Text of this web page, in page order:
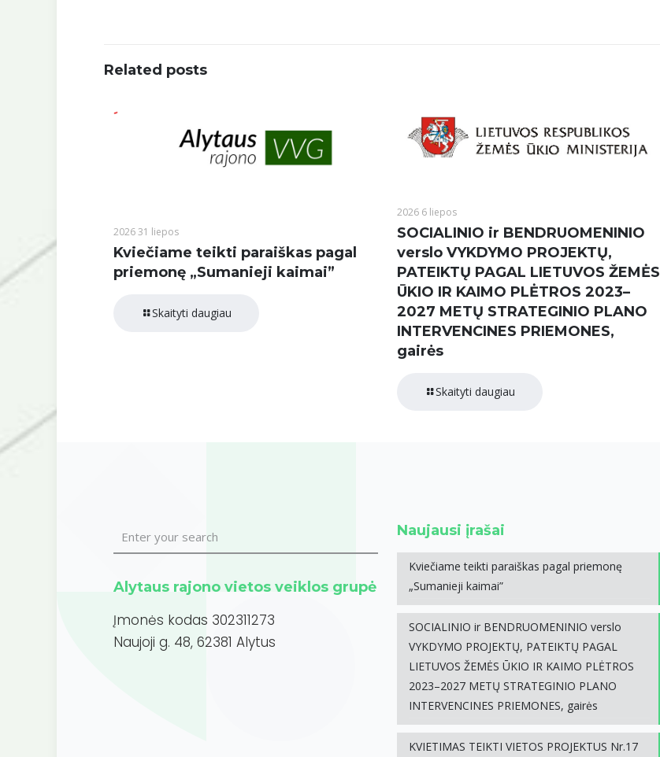
Related posts
2026 31 liepos
Kviečiame teikti paraiškas pagal
priemonę „Sumanieji kaimai”
Skaityti daugiau
2026 6 liepos
SOCIALINIO ir BENDRUOMENINIO
verslo VYKDYMO PROJEKTŲ,
PATEIKTŲ PAGAL LIETUVOS ŽEMĖS
ŪKIO IR KAIMO PLĖTROS 2023–
2027 METŲ STRATEGINIO PLANO
INTERVENCINES PRIEMONES,
gairės
Skaityti daugiau
Alytaus rajono vietos veiklos grupė
Įmonės kodas 302311273
Naujoji g. 48, 62381 Alytus
Naujausi įrašai
Kviečiame teikti paraiškas pagal priemonę
„Sumanieji kaimai”
SOCIALINIO ir BENDRUOMENINIO verslo
VYKDYMO PROJEKTŲ, PATEIKTŲ PAGAL
LIETUVOS ŽEMĖS ŪKIO IR KAIMO PLĖTROS
2023–2027 METŲ STRATEGINIO PLANO
INTERVENCINES PRIEMONES, gairės
KVIETIMAS TEIKTI VIETOS PROJEKTUS Nr.17